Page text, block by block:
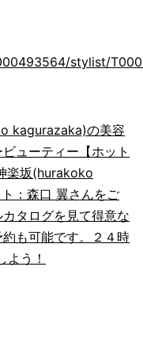
stylist/
kagurazaka)の美容
ューティー 【ホット
楽坂(hurakoko
：森口 翼さんをご
タログを見て得意な
も可能です。２４時
よう！